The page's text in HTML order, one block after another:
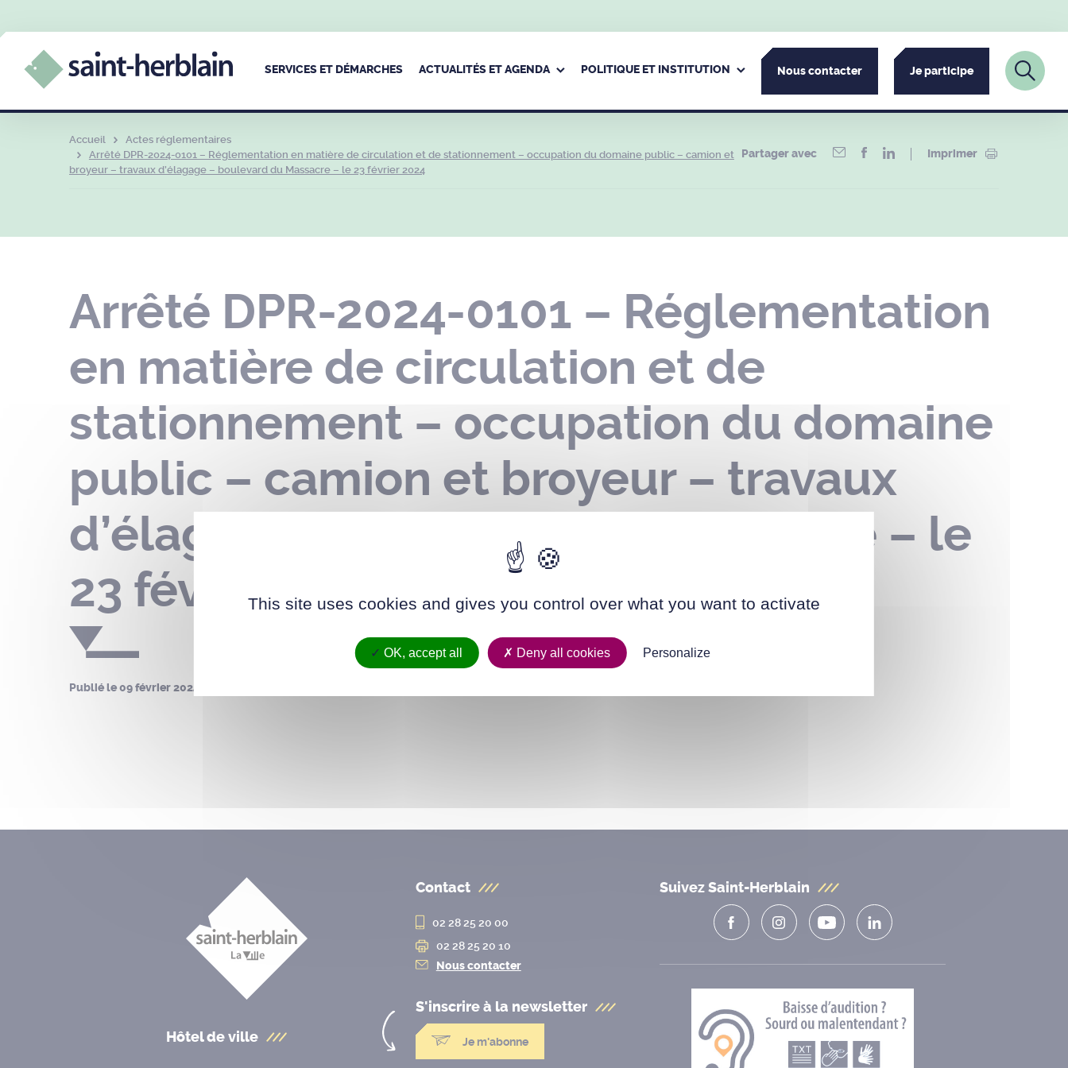
SERVICES ET DÉMARCHES ACTUALITÉS ET AGENDA POLITIQUE ET INSTITUTION Nous contacter Je participe
Accueil
Actes réglementaires
Arrêté DPR-2024-0101 – Réglementation en matière de circulation et de stationnement – occupation du domaine public – camion et
broyeur – travaux d’élagage – boulevard du Massacre – le 23 février 2024
Partager avec Imprimer
Arrêté DPR-2024-0101 – Réglementation
en matière de circulation et de
stationnement – occupation du domaine
public – camion et broyeur – travaux
d’élagage – boulevard du Massacre – le
23 février 2024
Publié le09 février 2024
Hôtel de ville
Contact
02 28 25 20 00
02 28 25 20 10
Nous contacter
S'inscrire à la newsletter
Je m'abonne
Suivez Saint-Herblain
This site uses cookies and gives you control over what you want to activate
OK, accept all Deny all cookies Personalize